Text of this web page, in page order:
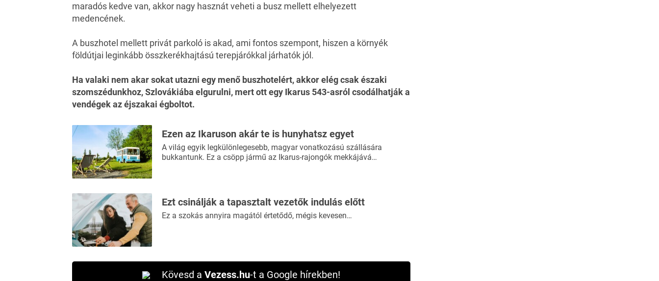
maradós kedve van, akkor nagy hasznát veheti a busz mellett elhelyezett
medencének.
A buszhotel mellett privát parkoló is akad, ami fontos szempont, hiszen a környék
földútjai leginkább összkerékhajtású terepjárókkal járhatók jól.
Ha valaki nem akar sokat utazni egy menő buszhotelért, akkor elég csak északi
szomszédunkhoz, Szlovákiába elgurulni, mert ott egy Ikarus 543-asról csodálhatják a
vendégek az éjszakai égboltot.
Ezen az Ikaruson akár te is hunyhatsz egyet
A világ egyik legkülönlegesebb, magyar vonatkozású szállására
bukkantunk. Ez a csöpp jármű az Ikarus-rajongók mekkájává…
Ezt csinálják a tapasztalt vezetők indulás előtt
Ez a szokás annyira magától értetődő, mégis kevesen…
Kövesd a Vezess.hu-t a Google hírekben!